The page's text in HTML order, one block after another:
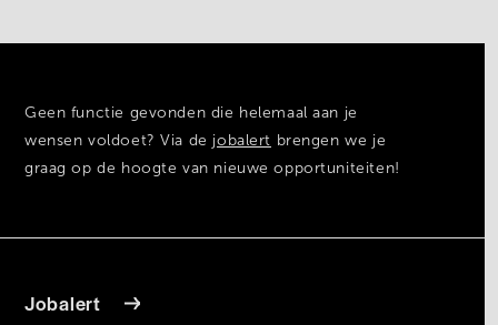
Geen functie gevonden die helemaal aan je
wensen voldoet? Via de jobalert brengen we je
graag op de hoogte van nieuwe opportuniteiten!
Jobalert